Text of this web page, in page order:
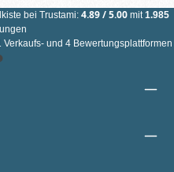
bei Trustami: 4.89/5.00 mit1.985
und 4 Bewertungsplattformen